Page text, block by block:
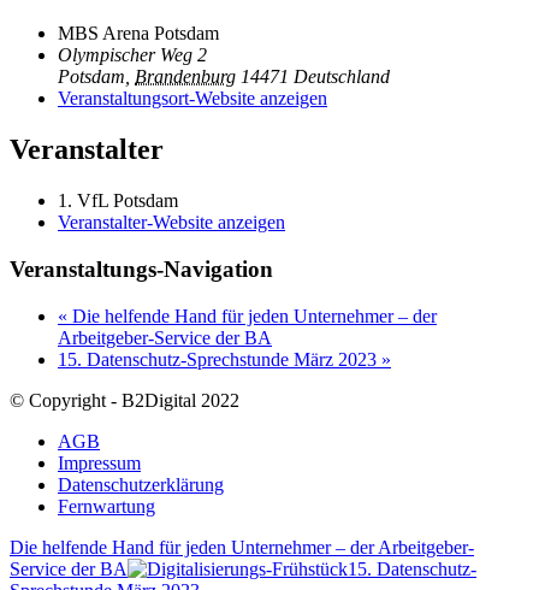
MBS Arena Potsdam
Olympischer Weg 2
Potsdam Brandenburg 14471 Deutschland
Veranstaltungsort-Website anzeigen
Veranstalter
1. VfL Potsdam
Veranstalter-Website anzeigen
Veranstaltungs-Navigation
« Die helfende Hand für jeden Unternehmer – der
Arbeitgeber-Service der BA
15. Datenschutz-Sprechstunde März 2023 »
© Copyright - B2Digital 2022
AGB
Impressum
Datenschutzerklärung
Fernwartung
Die helfende Hand für jeden Unternehmer – der Arbeitgeber-
Service der BA
15. Datenschutz-